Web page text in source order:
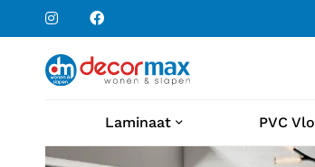
Laminaat PVC